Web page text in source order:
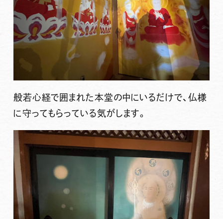
般若心経で囲まれた本堂の中にいるだけで、仏様
に守ってもらっている気がします。